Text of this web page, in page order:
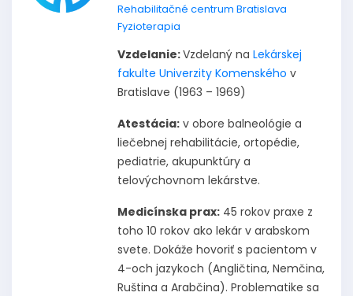
Rehabilitačné centrum Bratislava
Fyzioterapia
Vzdelanie:Vzdelaný na Lekárskej
fakulte Univerzity Komenského v
Bratislave (1963 – 1969)
Atestácia: v obore balneológie a
liečebnej rehabilitácie, ortopédie,
pediatrie, akupunktúry a
telovýchovnom lekárstve.
Medicínska prax: 45 rokov praxe z
toho 10 rokov ako lekár v arabskom
svete. Dokáže hovoriť s pacientom v
4-och jazykoch (Angličtina, Nemčina,
Ruština a Arabčina). Problematike sa